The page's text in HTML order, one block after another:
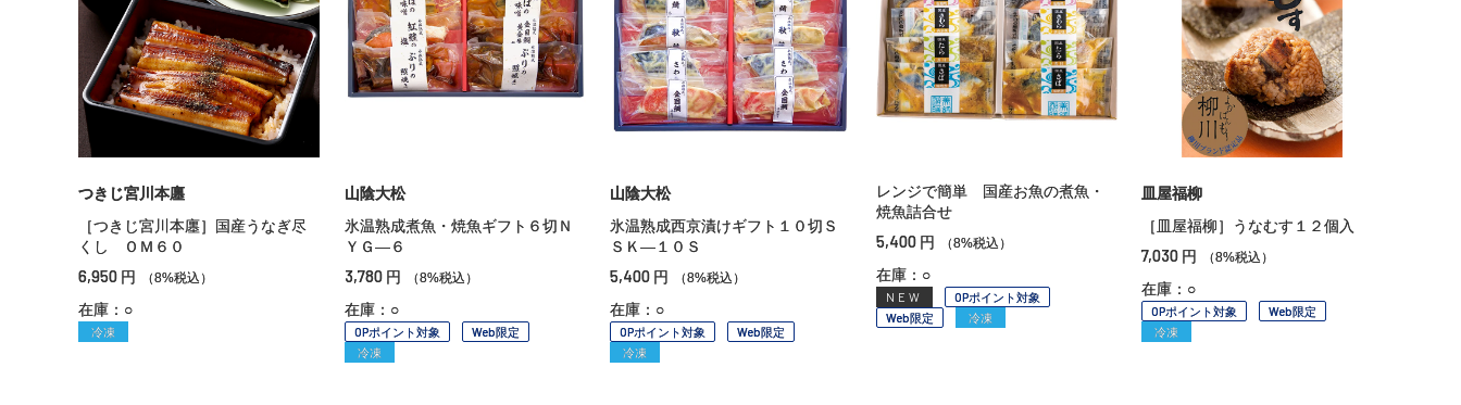
つきじ宮川本廛
［つきじ宮川本廛］国産うなぎ尽
くし ＯＭ６０
6,950 円 （8%税込）
在庫：○
冷凍
山陰大松
氷温熟成煮魚・焼魚ギフト６切Ｎ
ＹＧ—６
3,780 円 （8%税込）
在庫：○
OPポイント対象
Web限定
冷凍
山陰大松
氷温熟成西京漬けギフト１０切Ｓ
ＳＫ—１０Ｓ
5,400 円 （8%税込）
在庫：○
OPポイント対象
Web限定
冷凍
レンジで簡単 国産お魚の煮魚・
焼魚詰合せ
5,400 円 （8%税込）
在庫：○
NEW
OPポイント対象
Web限定
冷凍
皿屋福柳
［皿屋福柳］うなむす１２個入
7,030 円 （8%税込）
在庫：○
OPポイント対象
Web限定
冷凍